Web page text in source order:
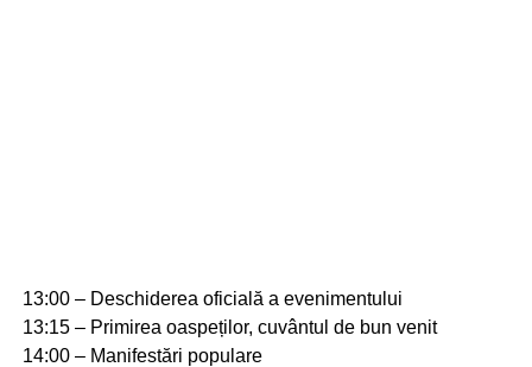
13:00 – Deschiderea oficială a evenimentului
13:15 – Primirea oaspeților, cuvântul de bun venit
14:00 – Manifestări populare